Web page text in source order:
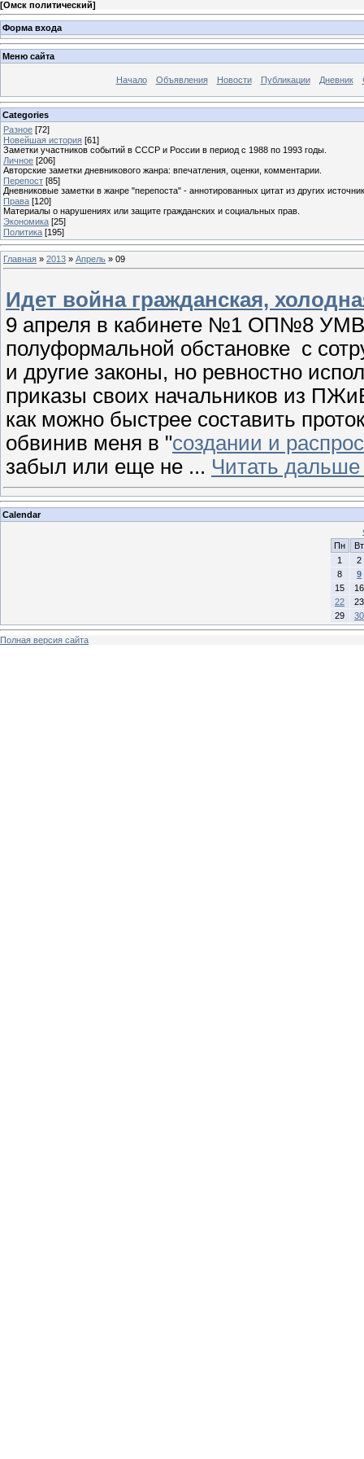
[Омск политический]
Форма входа
Меню сайта
Начало Объявления Новости Публикации Дневник
Categories
Разное [72]
Новейшая история [61]
Заметки участников событий в СССР и России в период с 1988 по 1993 годы.
Личное [206]
Авторские заметки дневникового жанра: впечатления, оценки, комментарии.
Перепост [85]
Дневниковые заметки в жанре "перепоста" - аннотированных цитат из других
Права [120]
Материалы о нарушениях или защите гражданских и социальных прав.
Экономика [25]
Политика [195]
Главная » 2013 » Апрель » 09
Идет война гражданская,
9 апреля в кабинете №1 ОП№8
полуформальной обстановке с
и другие законы, но ревностно
приказы своих начальников из
как можно быстрее составить
обвинив меня в "создании и
забыл или еще не ... Читать дальше
Calendar
Пн
Вт
1
2
8
9
15
16
22
23
29
30
Полная версия сайта